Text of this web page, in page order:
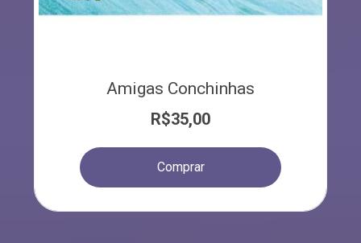
Amigas Conchinhas
R$35,00
Comprar